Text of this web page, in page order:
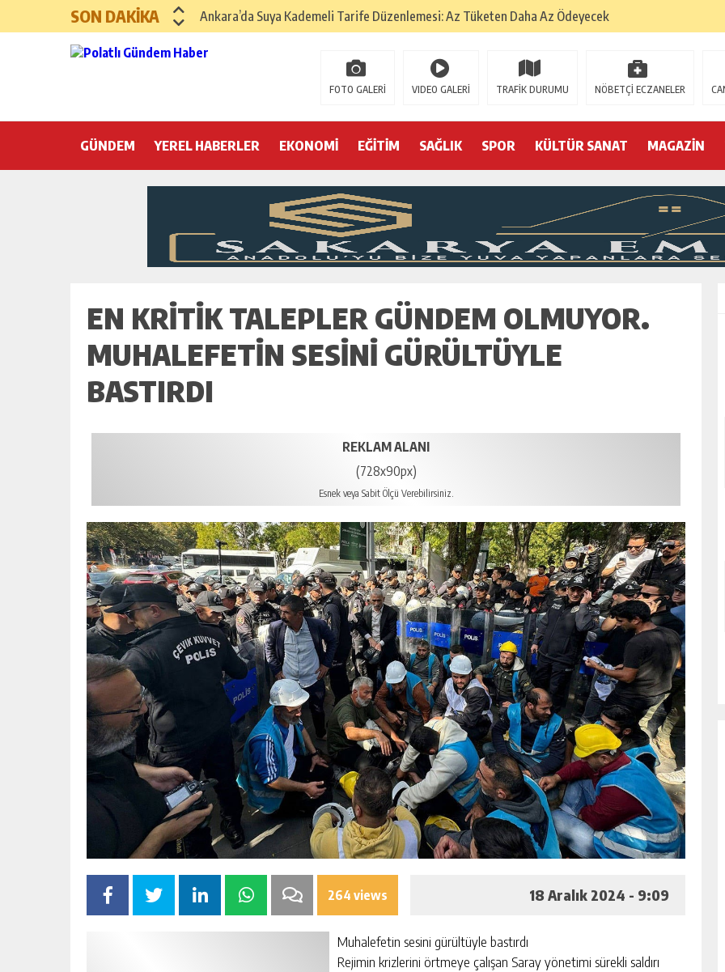
SON DAKİKA
Ankara’da Suya Kademeli Tarife Düzenlemesi: Az Tüketen Daha Az Ödeyecek
Yılın Gastronomi İlçesi Haymana
Polatlı Sakarya Köyü’nde Kırım Tatarlarının Tepreş Coşkusu
Hayri Kozanoğlu… Erdoğan’ın 3 devri
Saray makyaj tutmaz
Seçmeli demokrasi: Kimine şeker, kimine zehir
FOTO GALERİ VIDEO GALERİ TRAFİK DURUMU NÖBETÇİ ECZANELER
GÜNDEM YEREL HABERLER EKONOMİ EĞİTİM SAĞLIK SPOR KÜLTÜR SANAT MAGAZİN
EN KRITIK TALEPLER GÜNDEM OLMUYOR.
MUHALEFETIN SESINI GÜRÜLTÜYLE
BASTIRDI
REKLAM ALANI
(728x90px)
Esnek veya Sabit Ölçü Verebilirsiniz.
264 views 18 Aralık 2024 - 9:09
Muhalefetin sesini gürültüyle bastırdı
Rejimin krizlerini örtmeye çalışan Saray yönetimi sürekli saldırı